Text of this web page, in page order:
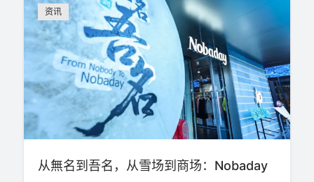
资讯
从無名到吾名，从雪场到商场：Nobaday